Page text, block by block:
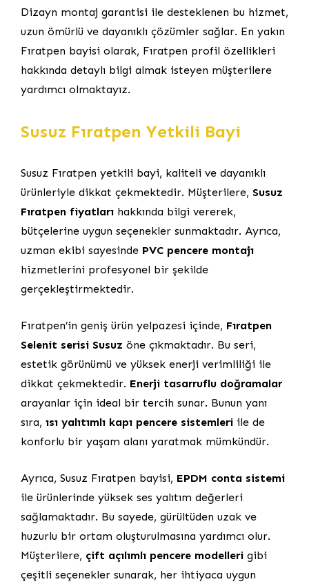
Dizayn montaj garantisi ile desteklenen bu hizmet,
uzun ömürlü ve dayanıklı çözümler sağlar. En yakın
Fıratpen bayisi olarak, Fıratpen profil özellikleri
hakkında detaylı bilgi almak isteyen müşterilere
yardımcı olmaktayız.
Susuz Fıratpen Yetkili Bayi
Susuz Fıratpen yetkili bayi, kaliteli ve dayanıklı
ürünleriyle dikkat çekmektedir. Müşterilere, Susuz
Fıratpen fiyatları hakkında bilgi vererek,
bütçelerine uygun seçenekler sunmaktadır. Ayrıca,
uzman ekibi sayesinde PVC pencere montajı
hizmetlerini profesyonel bir şekilde
gerçekleştirmektedir.
Fıratpen’in geniş ürün yelpazesi içinde, Fıratpen
Selenit serisi Susuz öne çıkmaktadır. Bu seri,
estetik görünümü ve yüksek enerji verimliliği ile
dikkat çekmektedir. Enerji tasarruflu doğramalar
arayanlar için ideal bir tercih sunar. Bunun yanı
sıra, ısı yalıtımlı kapı pencere sistemleri ile de
konforlu bir yaşam alanı yaratmak mümkündür.
Ayrıca, Susuz Fıratpen bayisi, EPDM conta sistemi
ile ürünlerinde yüksek ses yalıtım değerleri
sağlamaktadır. Bu sayede, gürültüden uzak ve
huzurlu bir ortam oluşturulmasına yardımcı olur.
Müşterilere, çift açılımlı pencere modelleri gibi
çeşitli seçenekler sunarak, her ihtiyaca uygun